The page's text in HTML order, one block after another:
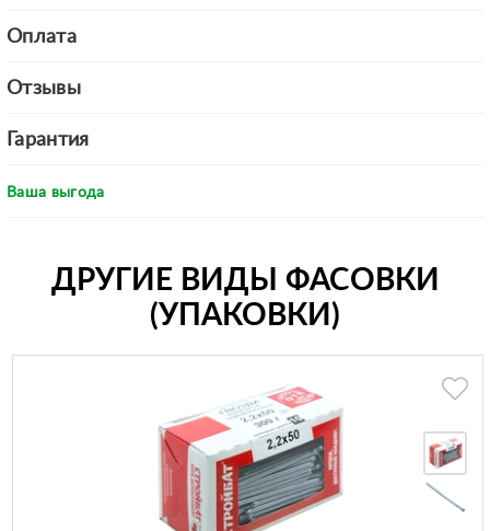
Оплата
Отзывы
Гарантия
Ваша выгода
ДРУГИЕ ВИДЫ ФАСОВКИ
(УПАКОВКИ)